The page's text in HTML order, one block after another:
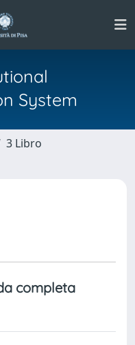
System
3 Libro
completa